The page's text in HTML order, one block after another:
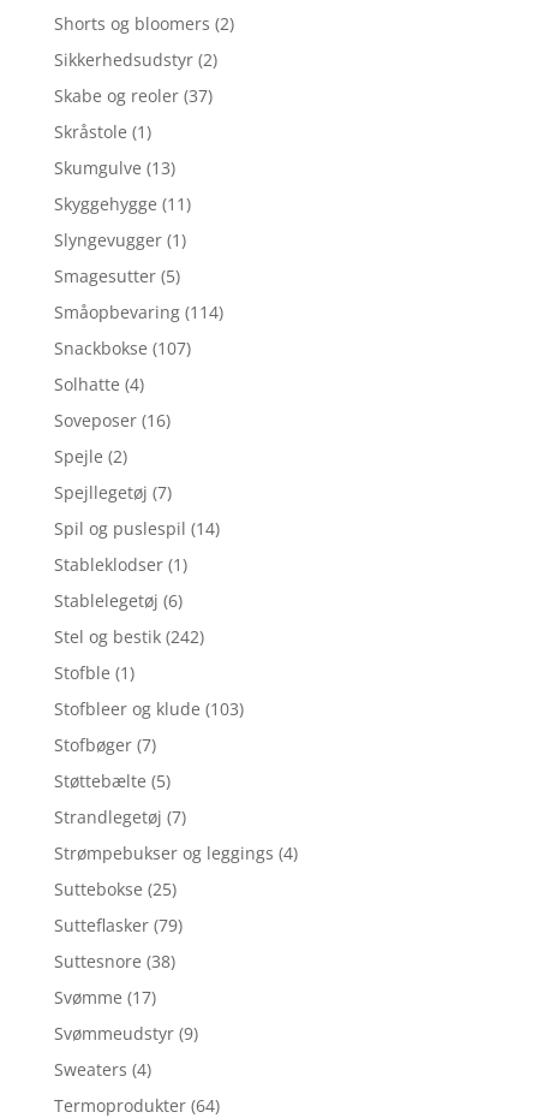
Shorts og bloomers (2)
Sikkerhedsudstyr (2)
Skabe og reoler (37)
Skråstole (1)
Skumgulve (13)
Skyggehygge (11)
Slyngevugger (1)
Smagesutter (5)
Småopbevaring (114)
Snackbokse (107)
Solhatte (4)
Soveposer (16)
Spejle (2)
Spejllegetøj (7)
Spil og puslespil (14)
Stableklodser (1)
Stablelegetøj (6)
Stel og bestik (242)
Stofble (1)
Stofbleer og klude (103)
Stofbøger (7)
Støttebælte (5)
Strandlegetøj (7)
Strømpebukser og leggings (4)
Suttebokse (25)
Sutteflasker (79)
Suttesnore (38)
Svømme (17)
Svømmeudstyr (9)
Sweaters (4)
Termoprodukter (64)